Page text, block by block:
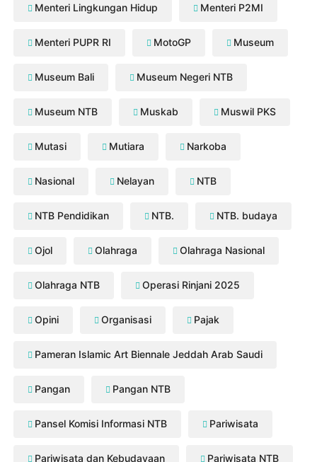
Menteri Lingkungan Hidup Menteri P2MI
Menteri PUPR RI MotoGP Museum
Museum Bali Museum Negeri NTB
Museum NTB Muskab Muswil PKS
Mutasi Mutiara Narkoba
Nasional Nelayan NTB
NTB Pendidikan NTB. NTB. budaya
Ojol Olahraga Olahraga Nasional
Olahraga NTB Operasi Rinjani 2025
Opini Organisasi Pajak
Pameran Islamic Art Biennale Jeddah Arab Saudi
Pangan Pangan NTB
Pansel Komisi Informasi NTB Pariwisata
Pariwisata dan Kebudayaan Pariwisata NTB